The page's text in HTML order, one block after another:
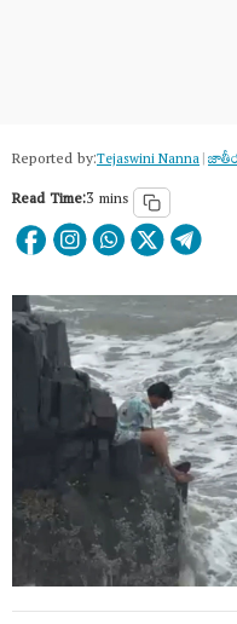
Reported by:Tejaswini Nanna|
Read Time:3 mins